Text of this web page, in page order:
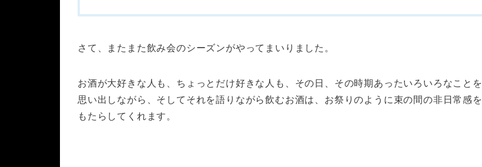
さて、またまた飲み会のシーズンがやってまいりました。
お酒が大好きな人も、ちょっとだけ好きな人も、その日、その時期あったいろいろなことを
思い出しながら、そしてそれを語りながら飲むお酒は、お祭りのように束の間の非日常感を
もたらしてくれます。